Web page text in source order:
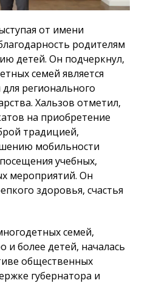
от имени
родителям
детей. Он подчеркнул,
семей является
регионального
Хальзов отметил,
на приобретение
традицией,
мобильности
учебных,
мероприятий. Он
здоровья, счастья
семей,
более детей, началась
общественных
губернатора и